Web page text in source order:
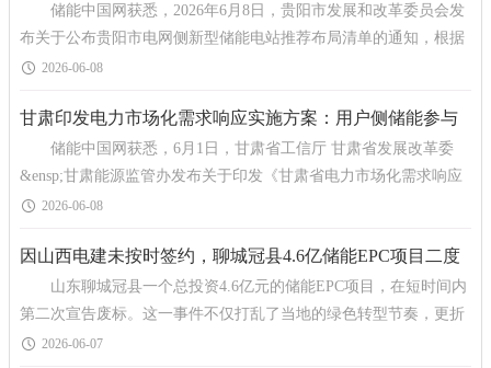
单，优先采用构网型
储能中国网获悉，2026年6月8日，贵阳市发展和改革委员会发
布关于公布贵阳市电网侧新型储能电站推荐布局清单的通知，根据
清单共涉及6个区县，10个项目，单个容量最高400MW。 文
2026-06-08
甘肃印发电力市场化需求响应实施方案：用户侧储能参与
削峰最高补贴1500元/MWh
储能中国网获悉，6月1日，甘肃省工信厅 甘肃省发展改革委
&ensp;甘肃能源监管办发布关于印发《甘肃省电力市场化需求响应
实施方案》的通知，其中实施方案表示，通过灵活运用价格
2026-06-08
因山西电建未按时签约，聊城冠县4.6亿储能EPC项目二度
废标
山东聊城冠县一个总投资4.6亿元的储能EPC项目，在短时间内
第二次宣告废标。这一事件不仅打乱了当地的绿色转型节奏，更折
射出当前储能行业在高速扩张下，普遍面临的企业履约能
2026-06-07